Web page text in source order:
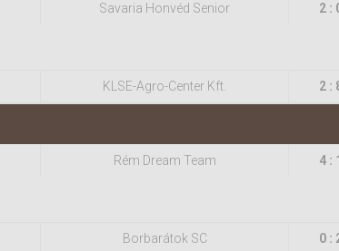
Savaria Honvéd Senior 2 :
KLSE-Agro-Center Kft. 2 :
Rém Dream Team 4 : 1
Borbarátok SC 0 :